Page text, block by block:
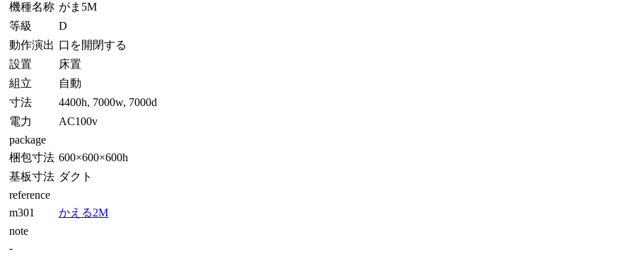
機種名称 がま5M
等級
D
動作演出 口を開閉する
設置
床置
組立
自動
寸法
4400h, 7000w, 7000d
電力
AC100v
package
梱包寸法 600×600×600h
基板寸法 ダクト
reference
m301
かえる2M
note
-